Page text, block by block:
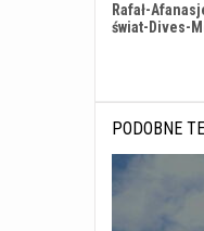
Rafał-
świat-Dives-
PODOBNE